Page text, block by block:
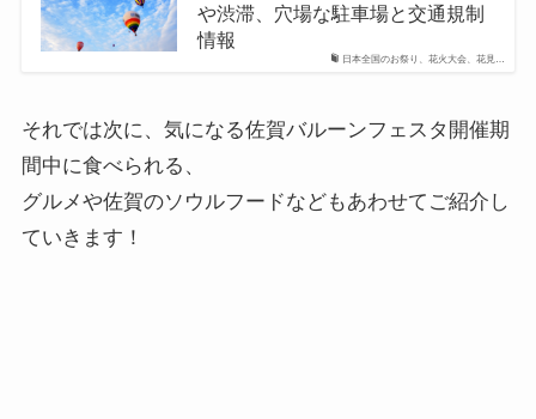
日本全国のお祭り、花火大会、花見…
や渋滞、穴場な駐車場と交通規制
情報
それでは次に、気になる佐賀バルーンフェスタ開催期
間中に食べられる、
グルメや佐賀のソウルフードなどもあわせてご紹介し
ていきます！